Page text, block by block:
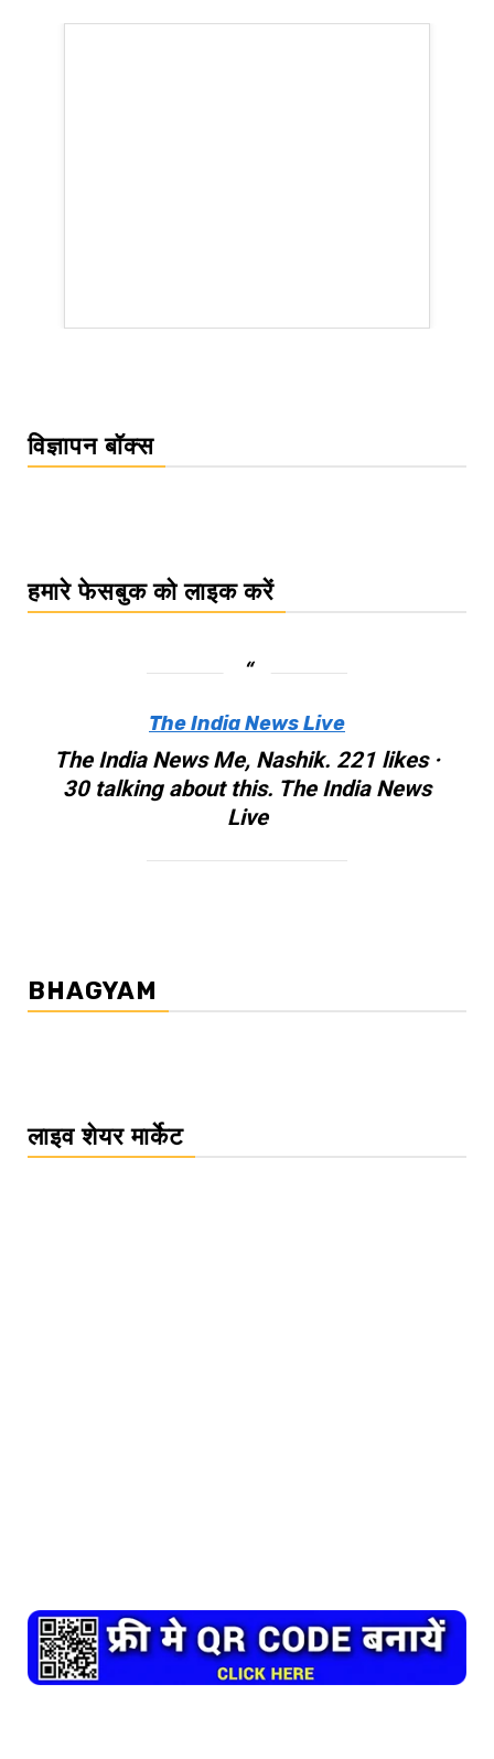
विज्ञापन बॉक्स
हमारे फेसबुक को लाइक करें
The India News Live
The India News Me, Nashik. 221 likes ·
30 talking about this. The India News
Live
BHAGYAM
लाइव शेयर मार्केट